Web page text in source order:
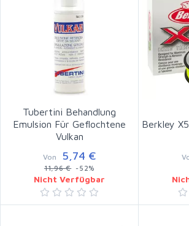
Tubertini Behandlung
Emulsion Für Geflochtene
Vulkan
Von 5,74 €
11,96 €-52%
Nicht Verfügbar
Berkley